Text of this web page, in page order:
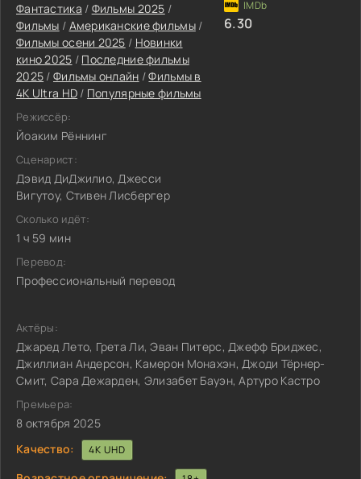
Фантастика / Фильмы 2025 /
Фильмы / Американские фильмы/
Фильмы осени 2025 / Новинки
кино 2025 / Последние фильмы
2025 / Фильмы онлайн /Фильмы в
4K Ultra HD / Популярные фильмы
Режиссёр:
Йоаким Рённинг
Сценарист:
Дэвид ДиДжилио, Джесси
Вигутоу, Стивен Лисбергер
Сколько идёт:
1 ч 59 мин
Перевод:
Профессиональный перевод
6.30
Актёры:
Джаред Лето, Грета Ли, Эван Питерс, Джефф Бриджес,
Джиллиан Андерсон, Камерон Монахэн, Джоди Тёрнер-
Смит, Сара Дежарден, Элизабет Бауэн, Артуро Кастро
Премьера:
8 октября 2025
Качество:
4K UHD